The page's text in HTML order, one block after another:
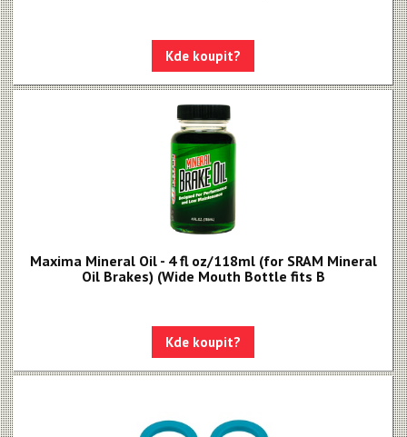
Kde koupit?
Maxima Mineral Oil - 4 fl oz/118ml (for SRAM Mineral
Oil Brakes) (Wide Mouth Bottle fits B
Kde koupit?